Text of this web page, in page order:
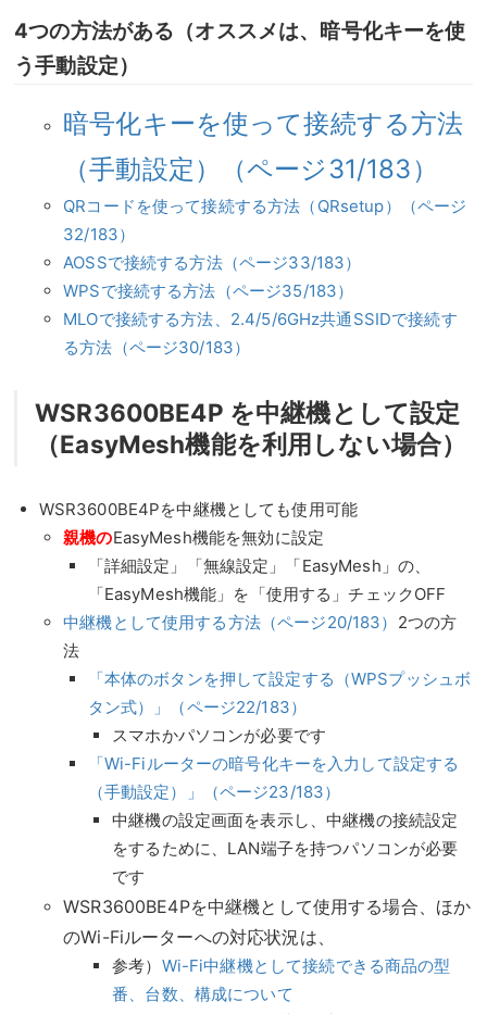
4つの方法がある（オススメは、暗号化キーを使
う手動設定）
暗号化キーを使って接続する方法
（手動設定）（ページ31/183）
QRコードを使って接続する方法（QRsetup）（ページ
32/183）
AOSSで接続する方法（ページ33/183）
WPSで接続する方法（ページ35/183）
MLOで接続する方法、2.4/5/6GHz共通SSIDで接続す
る方法（ページ30/183）
WSR3600BE4P を中継機として設定
（EasyMesh機能を利用しない場合）
WSR3600BE4Pを中継機としても使用可能
親機のEasyMesh機能を無効に設定
「詳細設定」「無線設定」「EasyMesh」の、
「EasyMesh機能」を「使用する」チェックOFF
中継機として使用する方法（ページ20/183） 2つの方
法
「本体のボタンを押して設定する（WPSプッシュボ
タン式）」（ページ22/183）
スマホかパソコンが必要です
「Wi-Fiルーターの暗号化キーを入力して設定する
（手動設定）」（ページ23/183）
中継機の設定画面を表示し、中継機の接続設定
をするために、LAN端子を持つパソコンが必要
です
WSR3600BE4Pを中継機として使用する場合、ほか
のWi-Fiルーターへの対応状況は、
参考） Wi-Fi中継機として接続できる商品の型
番、台数、構成について